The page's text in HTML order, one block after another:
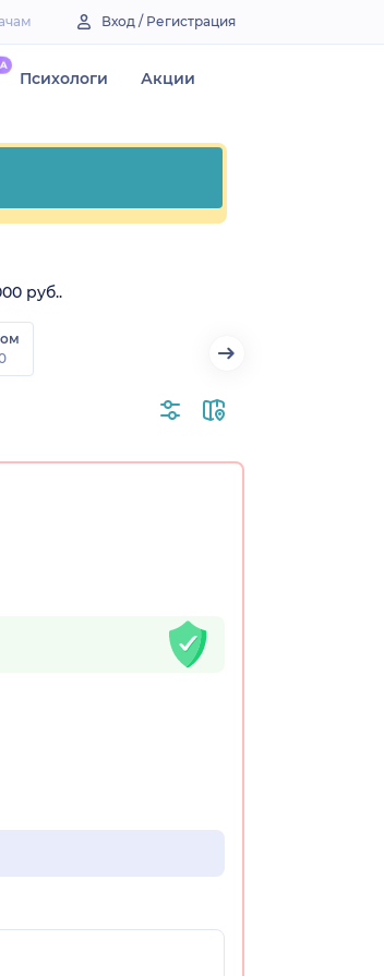
Вход / Регистрация
Психологи Акции
руб..